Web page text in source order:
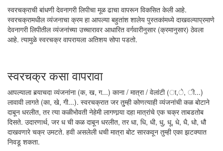
स्वरचक्राची बांधणी देवनागरी लिपीचा मूळ ढाचा वापरून विकसित केली आहे.
स्वरचक्रामधील व्यंजनाचा क्रम हा आपल्या बहुतांश शालेय पुस्तकांमध्ये दाखवल्याप्रमाणे
देवनागरी लिपीतील व्यंजनांच्या उच्चारावर आधारित वर्गवारीनुसार (क्रमानुसार) ठेवला
आहे. त्यामुळे स्वरचक्र वापरायला अतिशय सोपा पडतो.
स्वरचक्र कसा वापरावा
आपल्याला बर्‍याचदा व्यंजनांना (क, ख, ग...) काना / मात्रा / वेलांटी (ा,े, ी...)
लावावी लागते (का, खे, गी...). स्वरचक्रात जर तु्म्ही कोणत्याही व्यंजनांची कळ बोटाने
दाबून धरलीत, तर त्या कळीभोवती नेहेमी लागणार्‍या दहा मात्रांचे एक चक्र ताबडतोब
दिसते. उदारणार्थ, जर ध ची कळ दाबून धरलीत, तर धा, धि, धी, धु, धू, धे, धै, धो, धौ
दाखवणारे चक्र उमटते. हवी असलेली धची मात्रा बोट सारकवून तुम्ही एका झटक्यात
निवडू शकता.